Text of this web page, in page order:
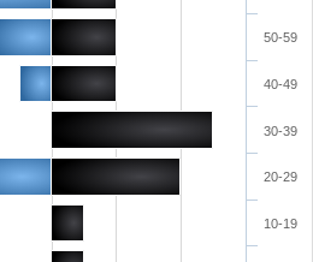
10-19
20-29
30-39
40-49
50-59